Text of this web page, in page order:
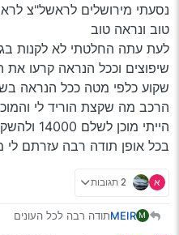
נסעתי מירושלים לראשל"צ
טוב ונראה טוב
לעת עתה החלטתי לא לקנות
שיפוצים וככל הנראה קרעו
שקוע כלפי מטה ככל הנראה
הרכב מה שקצת הוריד לי
הייתי מוכן לשלם 14000 ולהשקיע בו מה שצריך
בכל אופן תודה רבה עזרתם לי
א 2 תגובות
M
MEIRתודה רבה לכל העונים